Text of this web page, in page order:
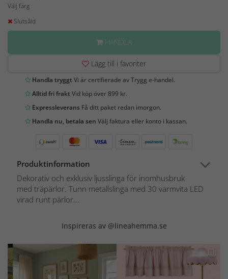
Välj färg
Slutsåld
HANDLA
Lägg till i favoriter
Handla tryggtVi är certifierade av Trygg e-handel.
Alltid fri fraktVid köp över 899 kr.
Expressleverans Få ditt paket redan imorgon.
Handla nu, betala sen Välj faktura eller konto i kassan.
Produktinformation
Dekorativ och exklusiv ljusslinga för inomhusbruk
med träpärlor. Tunn metallslinga med 30 varmvita LED
virad runt pärlor...
Inspireras av @lineahemma.se